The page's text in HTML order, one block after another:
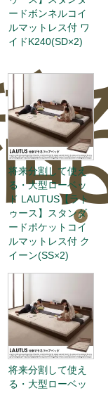
0
ードボンネルコイ
ルマットレス付 ワ
イドK240(SD×2)
将来分割して使え
る・大型ローベッ
ド LAUTUS【ラト
ゥース】スタンダ
ードポケットコイ
ルマットレス付 ク
イーン(SS×2)
将来分割して使え
る・大型ローベッ